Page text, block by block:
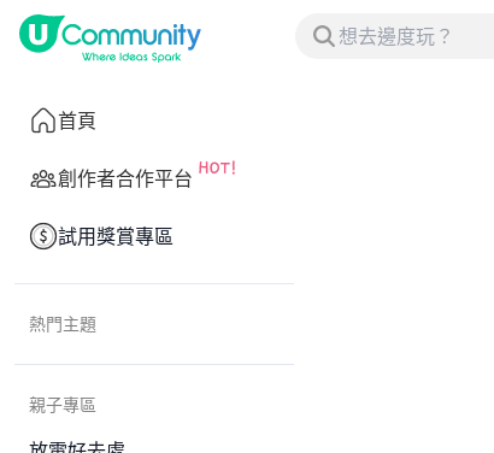
首頁
創作者合作平台
試用獎賞專區
熱門主題
親子專區